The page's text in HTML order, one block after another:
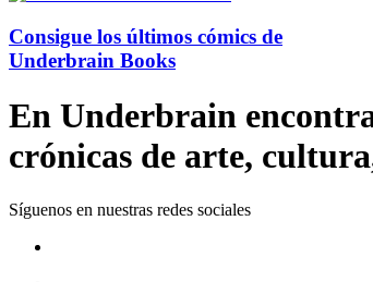
Consigue los últimos cómics de
Underbrain Books
En Underbrain
crónicas de arte,
Síguenos en nuestras redes sociales